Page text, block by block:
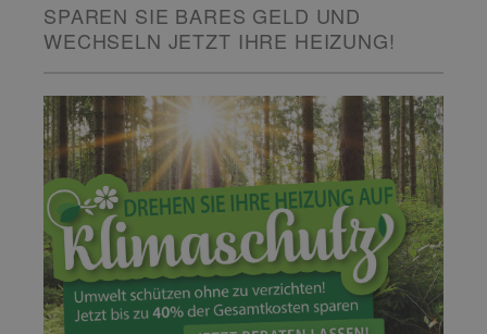
SPAREN SIE BARES GELD UND
WECHSELN JETZT IHRE HEIZUNG!